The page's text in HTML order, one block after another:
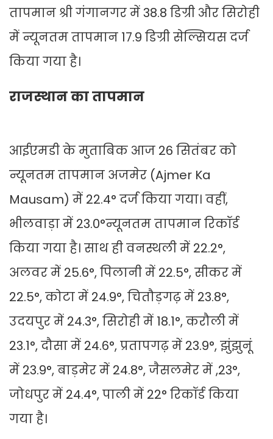
तापमान श्री गंगानगर में 38.8 डिग्री और सिरोही
में न्यूनतम तापमान 17.9 डिग्री सेल्सियस दर्ज
किया गया है।
राजस्थान का तापमान
आईएमडी के मुताबिक आज 26 सितंबर को
न्यूनतम तापमान अजमेर (Ajmer Ka
Mausam) में 22.4° दर्ज किया गया। वहीं,
भीलवाड़ा में 23.0°न्यूनतम तापमान रिकॉर्ड
किया गया है। साथ ही वनस्थली में 22.2°,
अलवर में 25.6°, पिलानी में 22.5°, सीकर में
22.5°, कोटा में 24.9°, चितौड़गढ़ में 23.8°,
उदयपुर में 24.3°, सिरोही में 18.1°, करौली में
23.1°, दौसा में 24.6°, प्रतापगढ़ में 23.9°, झुंझुनूं
में 23.9°, बाड़मेर में 24.8°, जैसलमेर में ,23°,
जोधपुर में 24.4°, पाली में 22° रिकॉर्ड किया
गया है।